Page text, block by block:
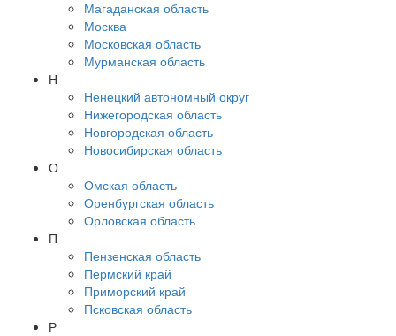
Магаданская область
Москва
Московская область
Мурманская область
Н
Ненецкий автономный округ
Нижегородская область
Новгородская область
Новосибирская область
О
Омская область
Оренбургская область
Орловская область
П
Пензенская область
Пермский край
Приморский край
Псковская область
Р